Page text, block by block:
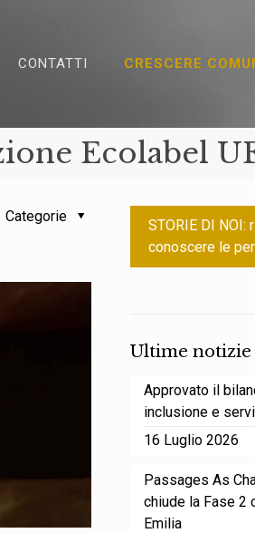
CONTATTI CRESCERE
Ecolabel
Categorie
STORIE DI
conoscere le
Ultime notizie
Approvato il
inclusione e
16 Luglio 2026
Passages As
chiude la Fase 2
Emilia